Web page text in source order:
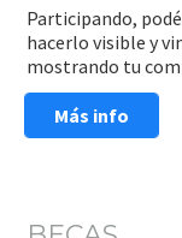
Participando,
hacerlo visible y
mostrando tu
Más info